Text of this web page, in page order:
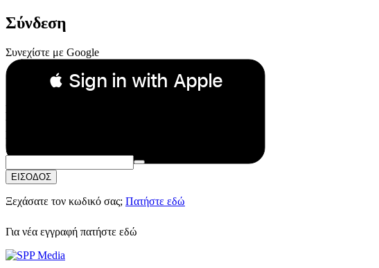
Σύνδεση
Συνεχίστε με Google
 Sign in with Apple
Συνεχίστε με Apple
ή
Email:
Κωδικός Πρόσβασης:
ΕΙΣΟΔΟΣ
Ξεχάσατε τον κωδικό σας; Πατήστε εδώ
Για νέα εγγραφή πατήστε εδώ